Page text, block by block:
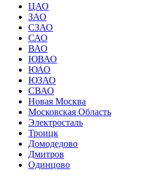
ЦАО
ЗАО
СЗАО
САО
ВАО
ЮВАО
ЮАО
ЮЗАО
СВАО
Новая Москва
Московская Область
Электросталь
Троицк
Домодедово
Дмитров
Одинцово